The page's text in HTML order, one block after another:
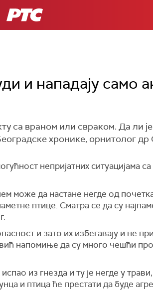
РТС
и нападају само
са враном или свраком. Да ли
хронике, орнитолог
непријатних ситуацијама
може да настане негде од
птице. Сматра се да су
и зато их избегавају и не
напомиње да су много чешћи
из гнезда и ту је негде у
и птица ће престати да буде